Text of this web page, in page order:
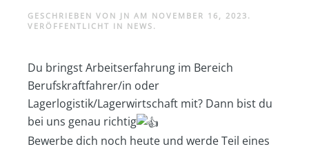
GESCHRIEBEN VON JN AM NOVEMBER 16, 2023 .
VERÖFFENTLICHT IN NEWS .
Du bringst Arbeitserfahrung im Bereich
Berufskraftfahrer/in oder
Lagerlogistik/Lagerwirtschaft mit? Dann bist du
bei uns genau richtig
Bewerbe dich noch heute und werde Teil eines